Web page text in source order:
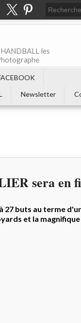
les
Newsletter
sera en
27 buts au terme
et la